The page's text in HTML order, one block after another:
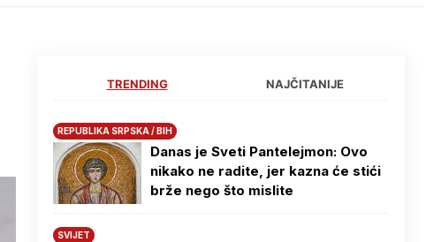
TRENDING NAJČITANIJE
REPUBLIKA SRPSKA / BIH
Danas je Sveti Pantelejmon: Ovo
nikako ne radite, jer kazna će stići
brže nego što mislite
SVIJET